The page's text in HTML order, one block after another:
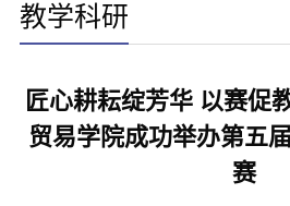
教学科研
匠心耕耘绽芳华 以赛
贸易学院成功举办第五
赛